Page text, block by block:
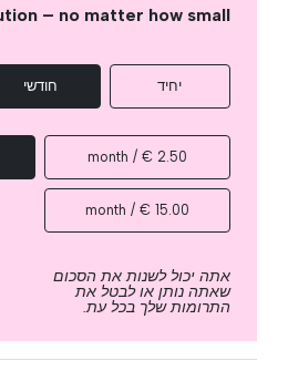
– no matter how small
יחיד חודשי
2.50 € / month
15.00 € / month
אתה יכול לשנות את הסכום
שאתה נותן או לבטל את
התרומות שלך בכל עת.